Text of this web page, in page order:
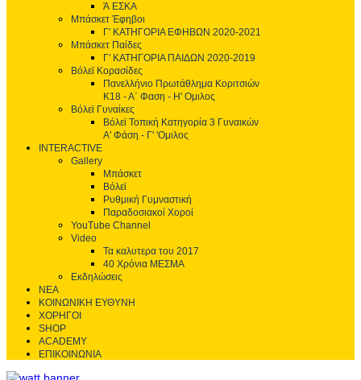
Ά ΕΣΚΑ
Μπάσκετ Έφηβοι
Γ' ΚΑΤΗΓΟΡΙΑ ΕΦΗΒΩΝ 2020-2021
Μπάσκετ Παίδες
Γ' ΚΑΤΗΓΟΡΙΑ ΠΑΙΔΩΝ 2020-2019
Βόλεϊ Κορασίδες
Πανελλήνιο Πρωτάθλημα Κοριτσιών
Κ18 - Α΄ Φαση - H' Ομιλος
Βόλεϊ Γυναίκες
Βόλεϊ Τοπική Κατηγορία 3 Γυναικών
Α' Φάση - Γ' 'Ομιλος
INTERACTIVE
Gallery
Μπάσκετ
Βόλεϊ
Ρυθμική Γυμναστική
Παραδοσιακοί Χοροί
YouTube Channel
Video
Τα καλυτερα του 2017
40 Χρόνια ΜΕΣΜΑ
Εκδηλώσεις
ΝΕΑ
ΚΟΙΝΩΝΙΚΗ ΕΥΘΥΝΗ
ΧΟΡΗΓΟΙ
SHOP
ACADEMY
ΕΠΙΚΟΙΝΩΝΙΑ